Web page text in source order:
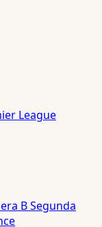
League
BSegunda